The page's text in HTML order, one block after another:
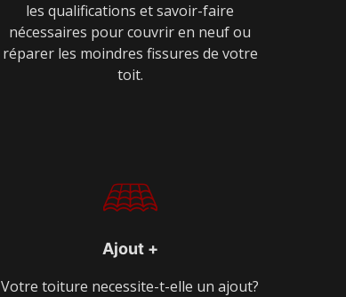
les qualifications et savoir-faire
nécessaires pour couvrir en neuf ou
réparer les moindres fissures de votre
toit.
Ajout +
Votre toiture necessite-t-elle un ajout?